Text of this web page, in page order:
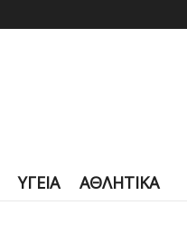
ΥΓΕΙΑ ΑΘΛΗΤΙΚΑ